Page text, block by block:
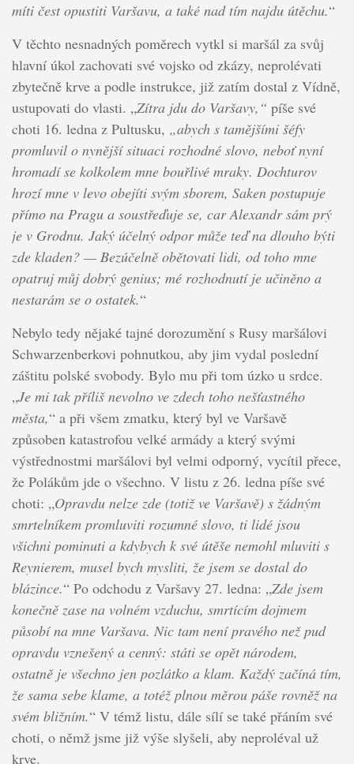
míti čest opustiti Varšavu, a také nad tím najdu útěchu.“
V těchto nesnadných poměrech vytkl si maršál za svůj
hlavní úkol zachovati své vojsko od zkázy, neprolévati
zbytečně krve a podle instrukce, již zatím dostal z Vídně,
ustupovati do vlasti. „Zítra jdu do Varšavy,“ píše své
choti 16. ledna z Pultusku, „abych s tamějšími šéfy
promluvil o nynější situaci rozhodné slovo, neboť nyní
hromadí se kolkolem mne bouřlivé mraky. Dochturov
hrozí mne v levo obejíti svým sborem, Saken postupuje
přímo na Pragu a soustřeďuje se, car Alexandr sám prý
je v Grodnu. Jaký účelný odpor může teď na dlouho býti
zde kladen? — Bezúčelně obětovati lidi, od toho mne
opatruj můj dobrý genius; mé rozhodnutí je učiněno a
nestarám se o ostatek.“
Nebylo tedy nějaké tajné dorozumění s Rusy maršálovi
Schwarzenberkovi pohnutkou, aby jim vydal poslední
záštitu polské svobody. Bylo mu při tom úzko u srdce.
„Je mi tak příliš nevolno ve zdech toho nešťastného
města,“ a při všem zmatku, který byl ve Varšavě
způsoben katastrofou velké armády a který svými
výstřednostmi maršálovi byl velmi odporný, vycítil přece,
že Polákům jde o všechno. V listu z 26. ledna píše své
choti: „Opravdu nelze zde (totiž ve Varšavě) s žádným
smrtelníkem promluviti rozumné slovo, ti lidé jsou
všichni pominuti a kdybych k své útěše nemohl mluviti s
Reynierem, musel bych mysliti, že jsem se dostal do
blázince.“ Po odchodu z Varšavy 27. ledna: „Zde jsem
konečně zase na volném vzduchu, smrtícím dojmem
působí na mne Varšava. Nic tam není pravého než pud
opravdu vznešený a cenný: státi se opět národem,
ostatně je všechno jen pozlátko a klam. Každý začíná tím,
že sama sebe klame, a totéž plnou měrou páše rovněž na
svém bližním.“ V témž listu, dále sílí se také přáním své
choti, o němž jsme již výše slyšeli, aby neproléval už
krve.